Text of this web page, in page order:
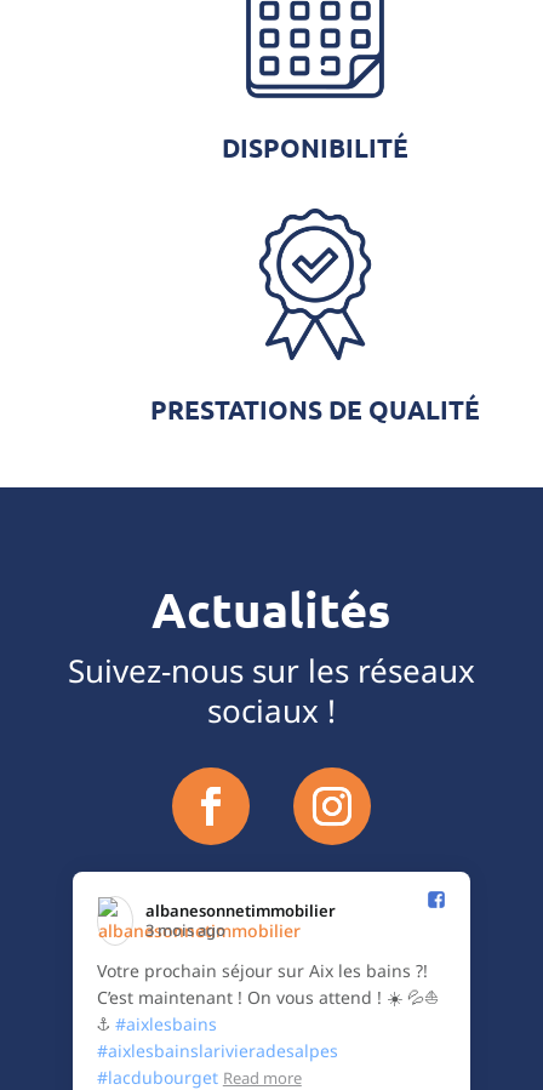
DISPONIBILITÉ
PRESTATIONS DE QUALITÉ
Actualités
Suivez-nous sur les réseaux
sociaux !
albanesonnetimmobilier️
3 mois ago
Votre prochain séjour sur Aix les bains ?!
C’est maintenant ! On vous attend ! ☀️ 💦⛵️
⚓️ #aixlesbains
#aixlesbainslarivieradesalpes
#lacdubourget Read more